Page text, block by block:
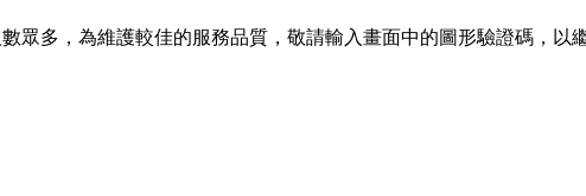
眾多，為維護較佳的服務品質，敬請輸入畫面中的圖形驗證碼，以